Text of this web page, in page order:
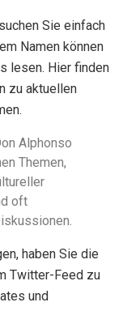
Sie einfach
Namen können
lesen. Hier finden
zu aktuellen
Alphonso
Themen,
oft
haben Sie die
Twitter-Feed zu
und